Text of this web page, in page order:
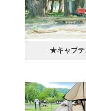
★キャプテ